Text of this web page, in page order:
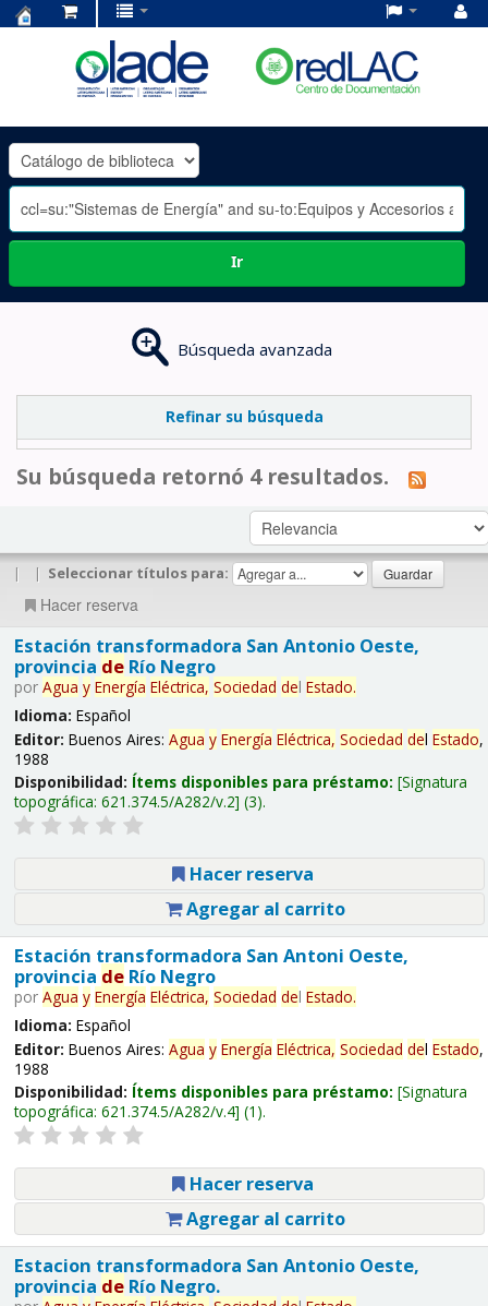
OLADE
-
Ir
Búsqueda avanzada
Refinar su búsqueda
Su búsqueda retornó 4 resultados.
| | Seleccionar títulos para:
Hacer reserva
Estación transformadora San Antonio Oeste,
provincia deRío Negro
por Agua y Energía Eléctrica, Sociedad del Estado.
Idioma: Español
Editor: Buenos Aires: Agua y Energía Eléctrica, Sociedad del Estado,
1988
Disponibilidad: Ítems disponibles para préstamo: Signatura
topográfica: 621.374.5/A282/v.2 (3).
Hacer reserva
Agregar al carrito
Estación transformadora San Antoni Oeste,
provincia deRío Negro
por Agua y Energía Eléctrica, Sociedad del Estado.
Idioma: Español
Editor: Buenos Aires: Agua y Energía Eléctrica, Sociedad del Estado,
1988
Disponibilidad: Ítems disponibles para préstamo: Signatura
topográfica: 621.374.5/A282/v.4 (1).
Hacer reserva
Agregar al carrito
Estacion transformadora San Antonio Oeste,
provincia deRío Negro.